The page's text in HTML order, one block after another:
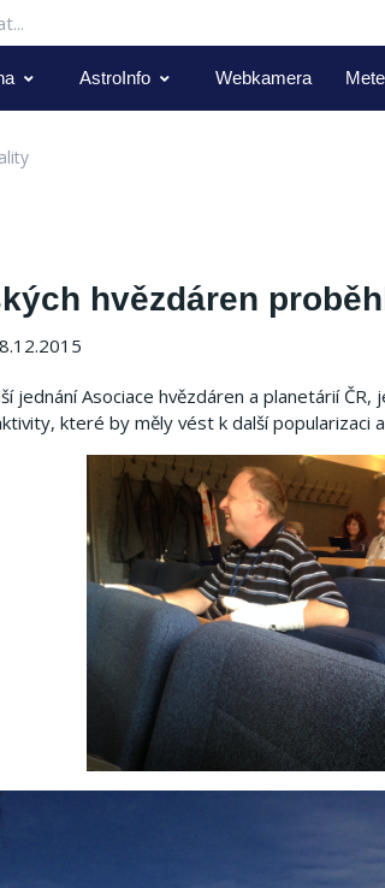
AstroInfo Webkamera
hvězdáren
jednání Asociace hvězdáren a planetárií
které by měly vést k další popularizaci